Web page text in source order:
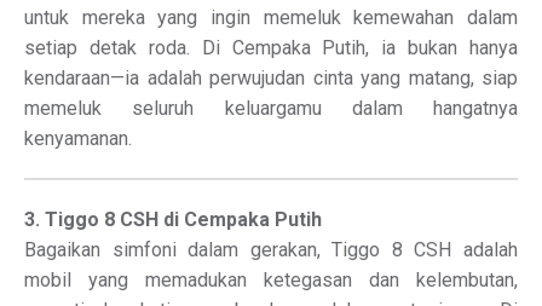
untuk mereka yang ingin memeluk kemewahan dalam
setiap detak roda. Di Cempaka Putih, ia bukan hanya
kendaraan—ia adalah perwujudan cinta yang matang, siap
memeluk seluruh keluargamu dalam hangatnya
kenyamanan.
3. Tiggo 8 CSH di Cempaka Putih
Bagaikan simfoni dalam gerakan, Tiggo 8 CSH adalah
mobil yang memadukan ketegasan dan kelembutan,